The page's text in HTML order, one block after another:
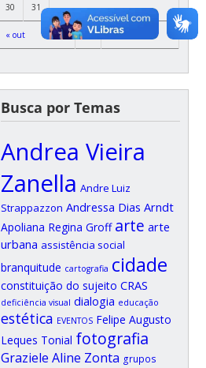
« out
30 31
Busca por Temas
Andrea Vieira
Zanella Andre Luiz
Strappazzon Andressa Dias Arndt
Apoliana Regina Groff arte arte
urbana assistência social
branquitude cartografia cidade
constituição do sujeito CRAS
deficiência visual dialogia educação
estética EVENTOS Felipe Augusto
Leques Tonial fotografia
Graziele Aline Zonta grupos